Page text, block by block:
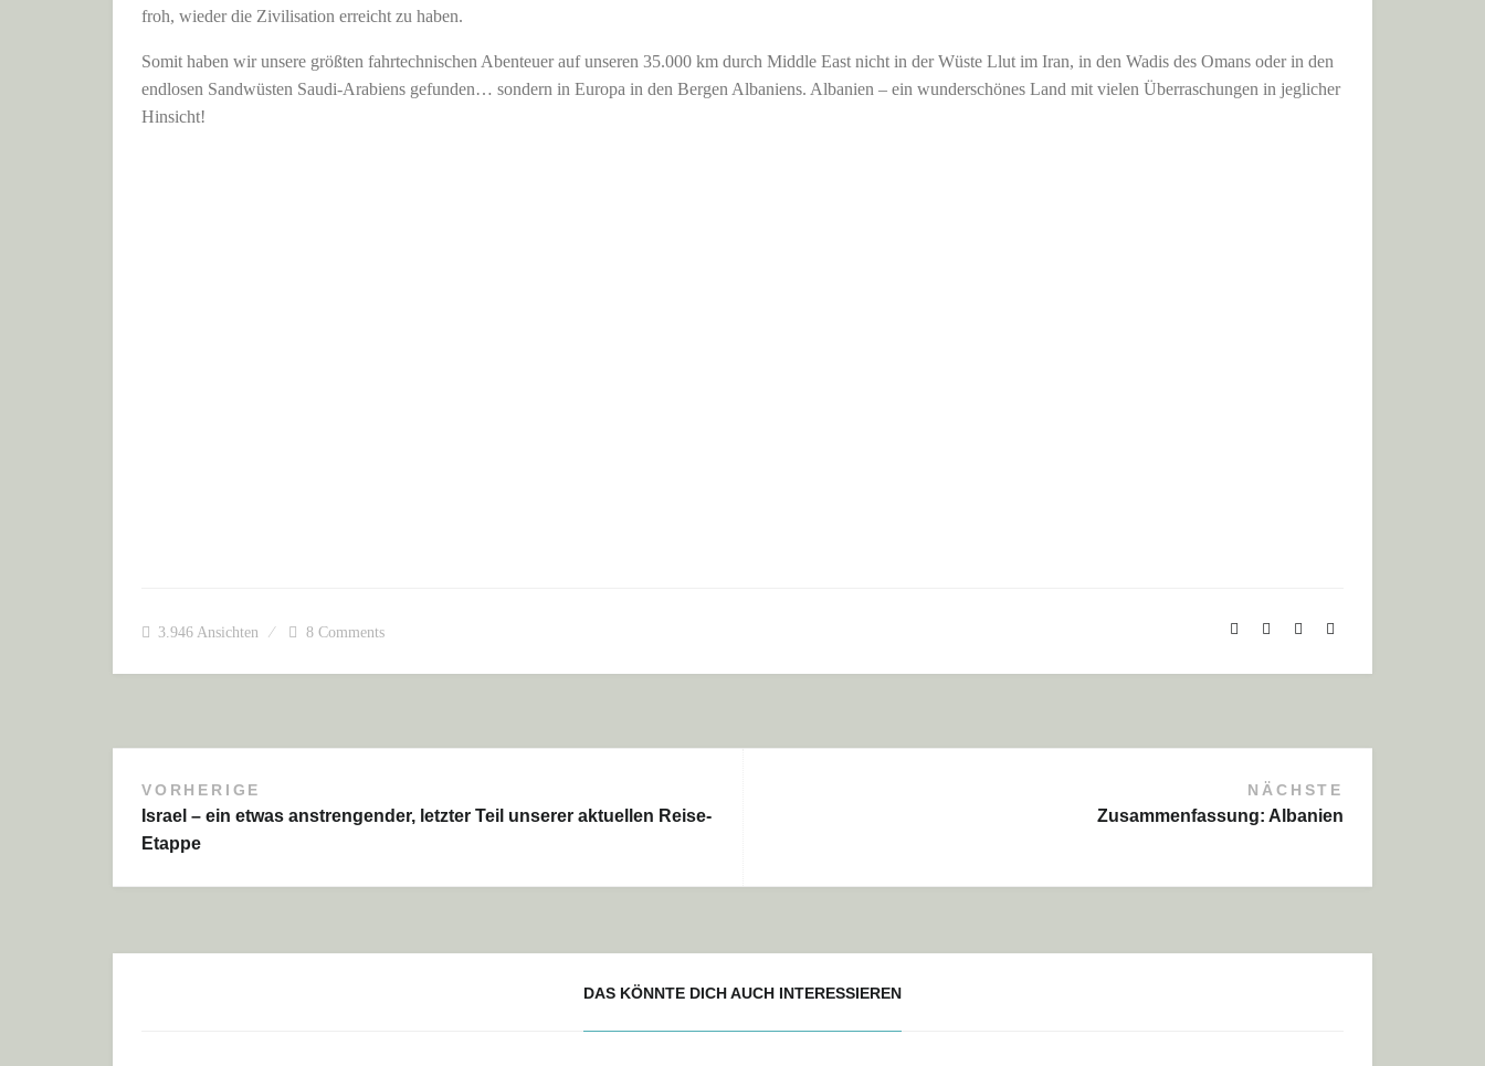
froh, wieder die Zivilisation erreicht zu haben.
Somit haben wir unsere größten fahrtechnischen Abenteuer auf unseren 35.000 km durch Middle East nicht in der Wüste Llut im Iran, in den Wadis des Omans oder in den
endlosen Sandwüsten Saudi-Arabiens gefunden… sondern in Europa in den Bergen Albaniens. Albanien – ein wunderschönes Land mit vielen Überraschungen in jeglicher
Hinsicht!
3.946 Ansichten 8 Comments
Beitragsnavigation
VORHERIGE
Israel – ein etwas anstrengender, letzter Teil unserer aktuellen Reise-
Etappe
NÄCHSTE
Zusammenfassung: Albanien
DAS KÖNNTE DICH AUCH INTERESSIEREN